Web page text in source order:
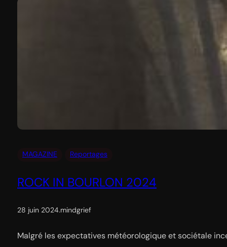
MAGAZINE Reportages
ROCK IN BOURLON 2024
28 juin 2024.mindgrief
Malgré les expectatives météorologique et sociétale